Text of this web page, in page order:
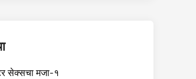
सेक्सचा मजा-१